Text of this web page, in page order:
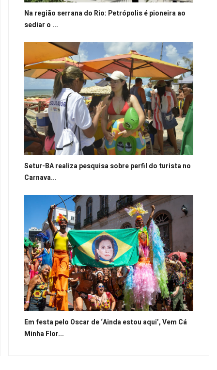
Na região serrana do Rio: Petrópolis é pioneira ao
sediar o ...
Setur-BA realiza pesquisa sobre perfil do turista no
Carnava...
Em festa pelo Oscar de ‘Ainda estou aqui’, Vem Cá
Minha Flor...